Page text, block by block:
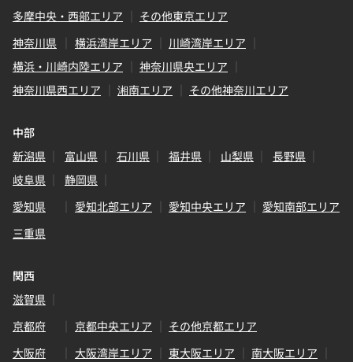
多摩中央・西部エリア
その他東京エリア
神奈川県
横浜湾岸エリア
川崎湾岸エリア
横浜・川崎内陸エリア
神奈川県央エリア
神奈川県西エリア
湘南エリア その他神奈川エリア
中部
新潟県
富山県 石川県 福井県 山梨県
長野県
岐阜県
静岡県
愛知県
愛知北部エリア 愛知中央エリア
愛知南部エリア
三重県
関西
滋賀県
京都府
京都中央エリア
その他京都エリア
大阪府
大阪湾岸エリア 東大阪エリア
南大阪エリア